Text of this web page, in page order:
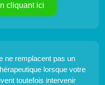
cliquant ici
ne remplacent pas un
lorsque votre
toutefois intervenir